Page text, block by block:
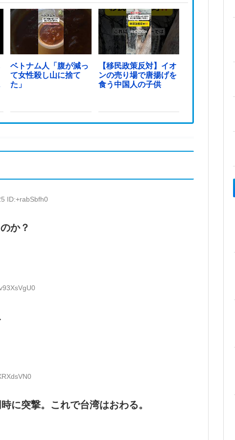
ベトナム人「腹が減っ
て女性殺し山に捨て
た」
【移民政策反対】イオ
ンの売り場で唐揚げを
食う中国人の子供
ID:+rabSbfh0
か？
に突撃。これで台湾はおわる。